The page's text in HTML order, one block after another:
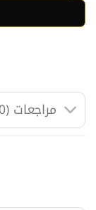
مراجعات (0)